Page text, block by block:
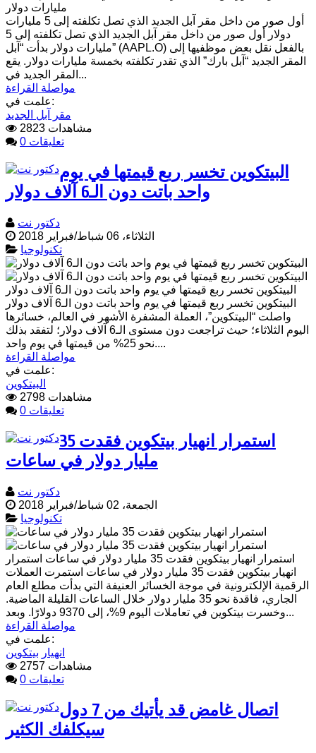
أول صور من داخل مقر آبل الجديد الذي تصل تكلفته إلى 5 مليارات
دولار أول صور من داخل مقر آبل الجديد الذي تصل تكلفته إلى 5
مليارات دولار بدأت “آبل” (AAPL.O) بالفعل نقل بعض موظفيها إلى
المقر الجديد “آبل بارك” الذي تقدر تكلفته بخمسة مليارات دولار. يقع
المقر الجديد في...
مواصلة القراءة
علمت في:
مقر آبل الجديد
2823 مشاهدات
0 تعليقات
البيتكوين تخسر ربع قيمتها في يوم
واحد باتت دون الـ6 آلاف دولار
دكتور نت
الثلاثاء، 06 شباط/فبراير 2018
تكنولوجيا
البيتكوين تخسر ربع قيمتها في يوم واحد باتت دون الـ6 آلاف دولار
البيتكوين تخسر ربع قيمتها في يوم واحد باتت دون الـ6 آلاف دولار
واصلت “البيتكوين”، العملة المشفرة الأشهر في العالم، خسائرها
اليوم الثلاثاء؛ حيث تراجعت دون مستوى الـ6 آلاف دولار؛ لتفقد بذلك
نحو 25% من قيمتها في يوم واحد....
مواصلة القراءة
علمت في:
البيتكوين
2798 مشاهدات
0 تعليقات
استمرار انهيار بيتكوين فقدت 35
مليار دولار في ساعات
دكتور نت
الجمعة، 02 شباط/فبراير 2018
تكنولوجيا
استمرار انهيار بيتكوين فقدت 35 مليار دولار في ساعات استمرار
انهيار بيتكوين فقدت 35 مليار دولار في ساعات استمرت العملات
الرقمية الإلكترونية في موجة الخسائر العنيفة التي بدأت مطلع العام
الجاري، فاقدة نحو 35 مليار دولار خلال الساعات القليلة الماضية.
وخسرت بيتكوين في تعاملات اليوم 9%، إلى 9370 دولارًا. وبعد...
مواصلة القراءة
علمت في:
انهيار بيتكوين
2757 مشاهدات
0 تعليقات
اتصال غامض قد يأتيك من 7 دول
سيكلفك الكثير